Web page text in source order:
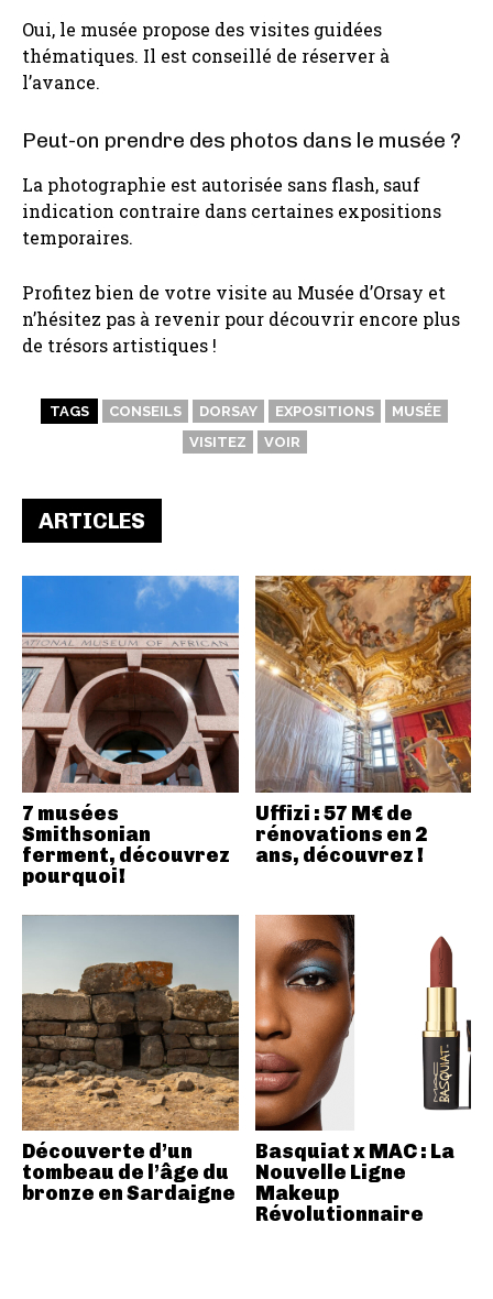
Oui, le musée propose des visites guidées
thématiques. Il est conseillé de réserver à
l’avance.
Peut-on prendre des photos dans le musée ?
La photographie est autorisée sans flash, sauf
indication contraire dans certaines expositions
temporaires.
Profitez bien de votre visite au Musée d’Orsay et
n’hésitez pas à revenir pour découvrir encore plus
de trésors artistiques !
TAGS CONSEILS DORSAY EXPOSITIONS
MUSÉE
VISITEZ
VOIR
ARTICLES
7 musées
Smithsonian
ferment, découvrez
pourquoi!
Uffizi : 57 M€ de
rénovations en 2
ans, découvrez !
Découverte d’un
tombeau de l’âge du
bronze en Sardaigne
Basquiat x MAC : La
Nouvelle Ligne
Makeup
Révolutionnaire